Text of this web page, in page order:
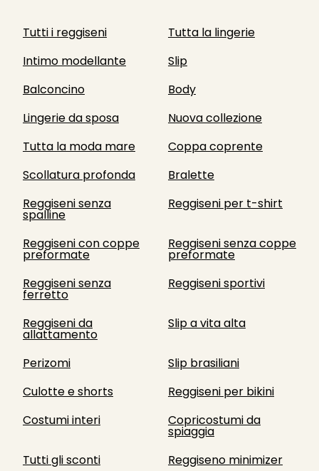
Tutti i reggiseni
Tutta la lingerie
Intimo modellante
Slip
Balconcino
Body
Lingerie da sposa
Nuova collezione
Tutta la moda mare
Coppa coprente
Scollatura profonda
Bralette
Reggiseni senza
spalline
Reggiseni per t-shirt
Reggiseni con coppe
preformate
Reggiseni senza coppe
preformate
Reggiseni senza
ferretto
Reggiseni sportivi
Reggiseni da
allattamento
Slip a vita alta
Perizomi
Slip brasiliani
Culotte e shorts
Reggiseni per bikini
Costumi interi
Copricostumi da
spiaggia
Tutti gli sconti
Reggiseno minimizer